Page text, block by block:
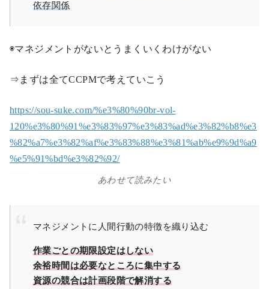
依存関係
◉マネジメントがないとうまくいくわけがない
⇒まずは全てCCPMで考えていこう
https://sou-suke.com/%e3%80%90br-vol-
120%e3%80%91%e3%83%97%e3%83%ad%e3%82%b8%e3
%82%a7%e3%82%af%e3%83%88%e3%81%ab%e9%9d%a9
%e5%91%bd%e3%82%92/
あわせて読みたい
マネジメントに人間行動の特徴を織り込む
作業ごとの期限設定はしない
余裕時間は必要なところに集中する
資源の競合は計画段階で解消する